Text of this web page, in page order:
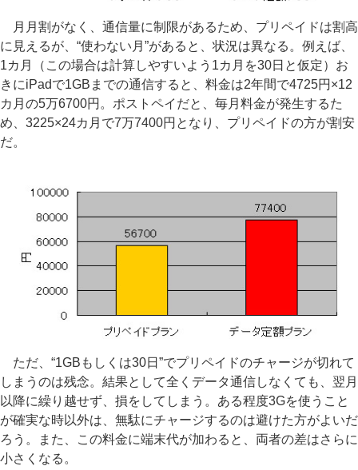
月月割がなく、通信量に制限があるため、プリペイドは割高
に見えるが、“使わない月”があると、状況は異なる。例えば、
1カ月（この場合は計算しやすいよう1カ月を30日と仮定）お
きにiPadで1GBまでの通信すると、料金は2年間で4725円×12
カ月の5万6700円。ポストペイだと、毎月料金が発生するた
め、3225×24カ月で7万7400円となり、プリペイドの方が割安
だ。
ただ、“1GBもしくは30日”でプリペイドのチャージが切れて
しまうのは残念。結果として全くデータ通信しなくても、翌月
以降に繰り越せず、損をしてしまう。ある程度3Gを使うこと
が確実な時以外は、無駄にチャージするのは避けた方がよいだ
ろう。また、この料金に端末代が加わると、両者の差はさらに
小さくなる。